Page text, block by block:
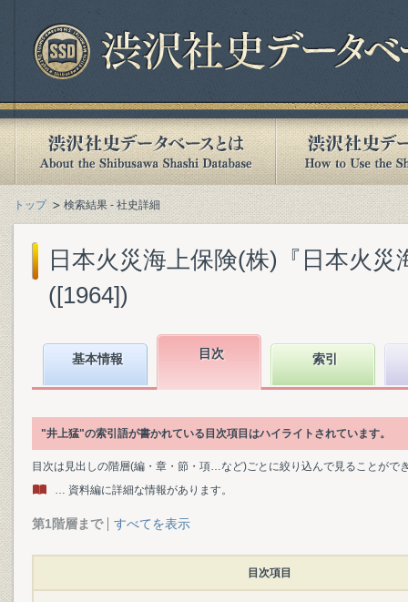
トップ 検索結果 - 社史詳細
日本火災海上保険(株)『日本火
([1964])
基本情報 目次 索引
"井上猛"の索引語が書かれている目次項目はハイライトされています。
目次は見出しの階層(編・章・節・項…など)ごとに絞り込んで見ることがで
… 資料編に詳細な情報があります。
第1階層まで すべてを表示
目次項目